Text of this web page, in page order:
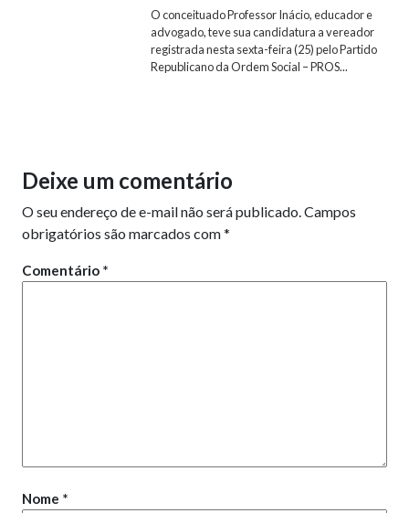
O conceituado Professor Inácio, educador e
advogado, teve sua candidatura a vereador
registrada nesta sexta-feira (25) pelo Partido
Republicano da Ordem Social – PROS...
Deixe um comentário
O seu endereço de e-mail não será publicado.Campos
obrigatórios são marcados com*
Comentário *
Nome *